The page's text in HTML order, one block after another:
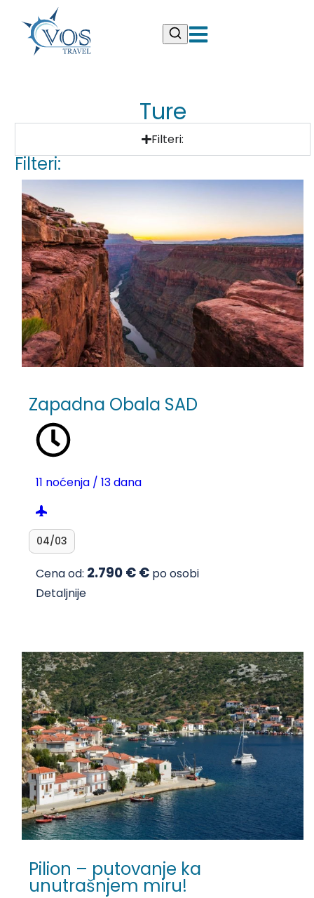
Ture
Filteri:
Filteri:
Zapadna Obala SAD
11 noćenja / 13 dana
04/03
Cena od: 2.790 € € po osobi
Detaljnije
Pilion – putovanje ka
unutrašnjem miru!